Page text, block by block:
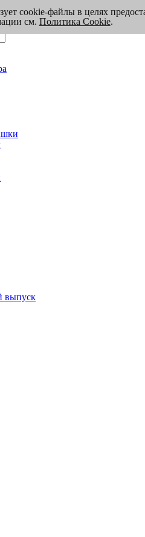
выпуск
cookie-файлы в целях
см. Политика Cookie.